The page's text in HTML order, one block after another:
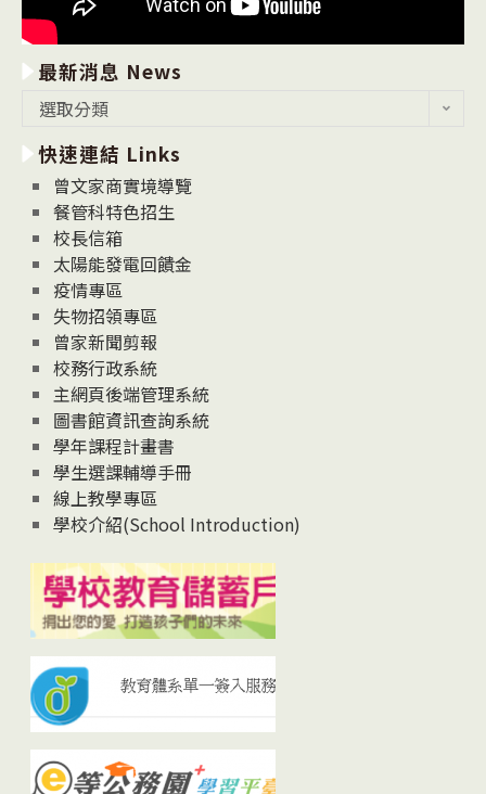
最新消息 News
消
息
News
選取分類
快速連結 Links
曾文家商實境導覽
餐管科特色招生
校長信箱
太陽能發電回饋金
疫情專區
失物招領專區
曾家新聞剪報
校務行政系統
主網頁後端管理系統
圖書館資訊查詢系統
學年課程計畫書
學生選課輔導手冊
線上教學專區
學校介紹(School Introduction)